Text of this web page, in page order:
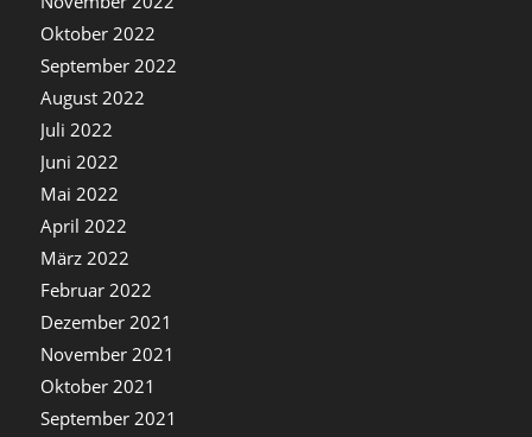
Oktober 2022
September 2022
August 2022
Juli 2022
Juni 2022
Mai 2022
April 2022
März 2022
Februar 2022
Dezember 2021
November 2021
Oktober 2021
September 2021